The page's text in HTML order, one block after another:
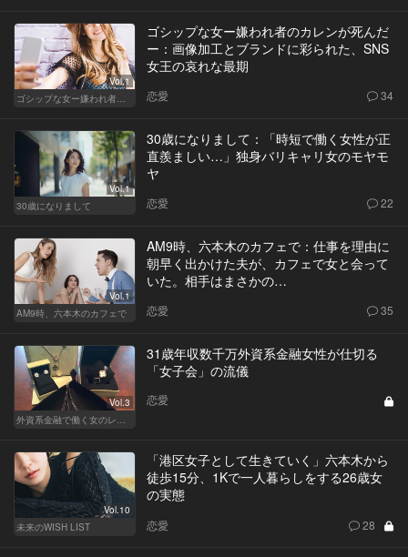
Vol.1
ゴシップな女ー嫌われ者のカレンが死んだ
ー：画像加工とブランドに彩られた、SNS
女王の哀れな最期
恋愛 34
Vol.1
30歳になりまして
30歳になりまして：「時短で働く女性が正
直羨ましい…」独身バリキャリ女のモヤモ
ヤ
恋愛 22
Vol.1
AM9時、六本木のカフェで
AM9時、六本木のカフェで：仕事を理由に
朝早く出かけた夫が、カフェで女と会って
いた。相手はまさかの…
恋愛 35
Vol.3
外資系金融で働く女のレストラン事情
31歳年収数千万外資系金融女性が仕切る
「女子会」の流儀
恋愛
Vol.10
未来のWISH LIST
「港区女子として生きていく」六本木から
徒歩15分、1Kで一人暮らしをする26歳女
の実態
恋愛 28